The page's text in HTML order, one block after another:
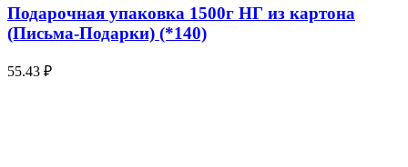
Подарочная упаковка 1500г НГ из картона
(Письма-Подарки) (*140)
55.43 ₽